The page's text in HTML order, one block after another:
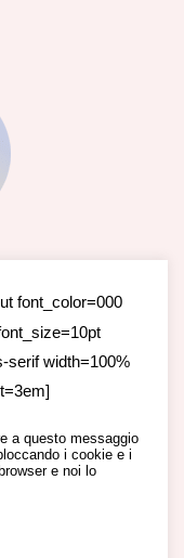
i dati utilizzati dal
Carbon
font_color=000
serif width=100%
a questo messaggio
i cookie e i
e noi lo